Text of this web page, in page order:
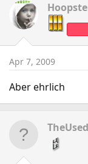
Apr 7, 2009
Aber ehrlich
TheUsed